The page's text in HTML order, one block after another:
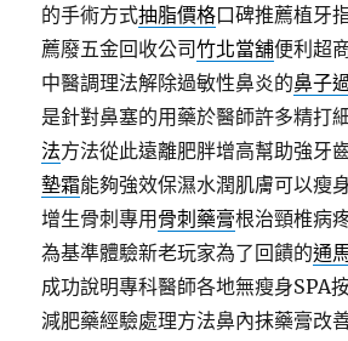
的手術方式抽脂價格口碑推薦植牙
薦廢五金回收公司竹北當舖便利超
中醫調理法解除過敏性鼻炎的鼻子
是針對鼻塞的用藥於醫師許多精打
法方法從此遠離肥胖增高幫助強牙
墊霜能夠強效保濕水潤肌膚可以瘦
增生骨刺專用 骨刺藥膏根治頸椎病
為基準體驗新老玩家為了回饋的通
成功說明專科醫師各地無瘦身SPA
減肥藥經驗處理方法鼻內抹藥膏改